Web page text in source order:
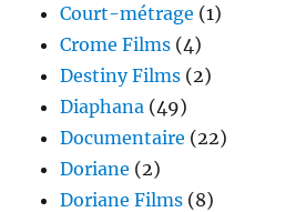
Court-métrage (1)
Crome Films (4)
Destiny Films (2)
Diaphana (49)
Documentaire (22)
Doriane (2)
Doriane Films (8)